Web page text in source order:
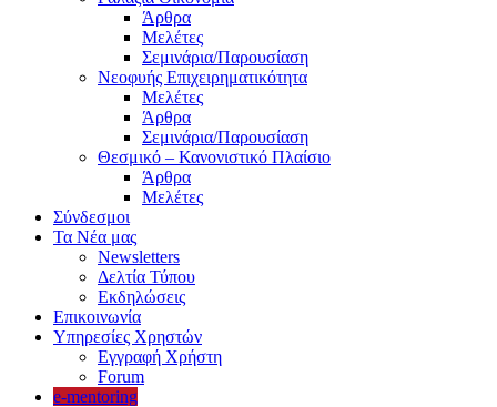
Άρθρα
Μελέτες
Σεμινάρια/Παρουσίαση
Νεοφυής Επιχειρηματικότητα
Μελέτες
Άρθρα
Σεμινάρια/Παρουσίαση
Θεσμικό – Κανονιστικό Πλαίσιο
Άρθρα
Μελέτες
Σύνδεσμοι
Τα Νέα μας
Newsletters
Δελτία Τύπου
Εκδηλώσεις
Επικοινωνία
Υπηρεσίες Χρηστών
Εγγραφή Χρήστη
Forum
e-mentoring